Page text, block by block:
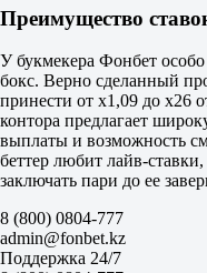
1.23
3.75
Женщины. Рейтинговые
1
Х
2
Аянна Орона
-
Мария Салинас
Завтра в 23:00
1.05
15.00
12.00
Преимущество
У букмекера Фонбет
бокс. Верно сделанный
принести от х1,09 до х26
контора предлагает
выплаты и возможность
беттер любит лайв-
заключать пари до ее
8 (800) 0804-777
admin@fonbet.kz
Поддержка 24/7